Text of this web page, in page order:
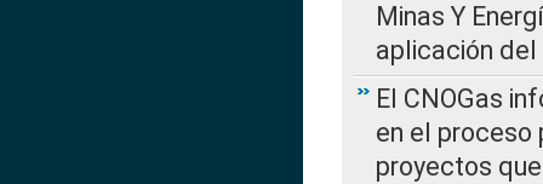
Minas Y
aplicación
El CNOGas
en el proceso
proyectos